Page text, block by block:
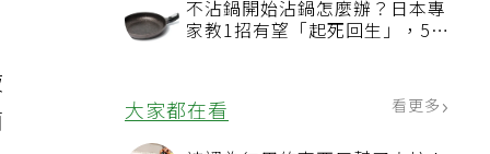
不沾鍋開始沾鍋怎麼辦？日本專
家教1招有望「起死回生」，5情
大家都在看